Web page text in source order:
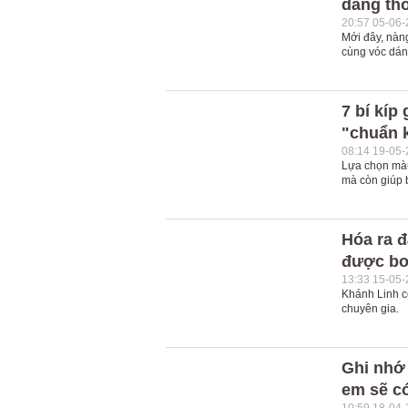
dáng
20:57 05-06-
Mới đây,
cùng vóc
7 bí kíp
"chuẩn
08:14 19-05-
Lựa chọn
mà còn giúp
Hóa ra
được
13:33 15-
Khánh Linh
chuyên gia.
Ghi nhớ
em sẽ